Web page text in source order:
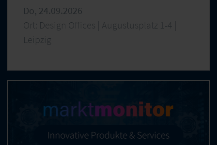
Do, 24.09.2026
Ort: Design Offices | Augustusplatz 1-4 |
Leipzig